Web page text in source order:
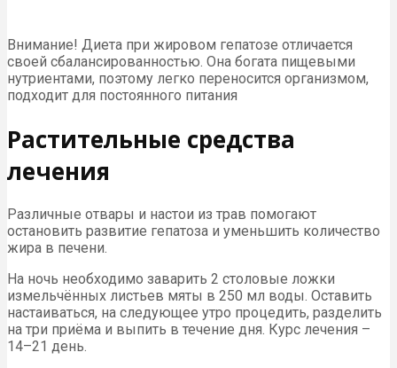
Внимание! Диета при жировом гепатозе отличается
своей сбалансированностью. Она богата пищевыми
нутриентами, поэтому легко переносится организмом,
подходит для постоянного питания
Растительные средства
лечения
Различные отвары и настои из трав помогают
остановить развитие гепатоза и уменьшить количество
жира в печени.
На ночь необходимо заварить 2 столовые ложки
измельчённых листьев мяты в 250 мл воды. Оставить
настаиваться, на следующее утро процедить, разделить
на три приёма и выпить в течение дня. Курс лечения –
14–21 день.